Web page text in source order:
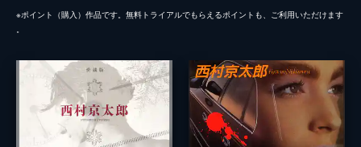
※ポイント（購⼊）作品です。無料トライアルでもらえるポイントも、ご利⽤いただけます